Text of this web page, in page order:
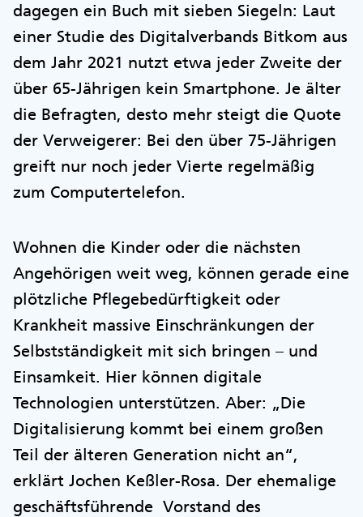
dagegen ein Buch mit sieben Siegeln: Laut
einer Studie des Digitalverbands Bitkom aus
dem Jahr 2021 nutzt etwa jeder Zweite der
über 65-Jährigen kein Smartphone. Je älter
die Befragten, desto mehr steigt die Quote
der Verweigerer: Bei den über 75-Jährigen
greift nur noch jeder Vierte regelmäßig
zum Computertelefon.
Wohnen die Kinder oder die nächsten
Angehörigen weit weg, können gerade eine
plötzliche Pflegebedürftigkeit oder
Krankheit massive Einschränkungen der
Selbstständigkeit mit sich bringen – und
Einsamkeit. Hier können digitale
Technologien unterstützen. Aber: „Die
Digitalisierung kommt bei einem großen
Teil der älteren Generation nicht an“,
erklärt Jochen Keßler-Rosa. Der ehemalige
geschäftsführende Vorstand des